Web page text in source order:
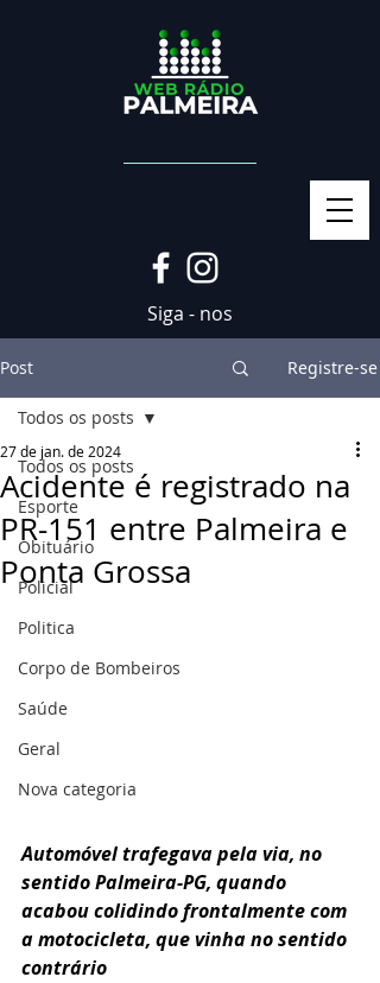
Siga - nos
Post Registre-se
Todos os posts
Esporte
Obituário
Policial
Politica
Corpo de Bombeiros
Saúde
Geral
Nova categoria
Todos os posts
Acidente é registrado na
PR-151 entre Palmeira e
Ponta Grossa
27 de jan. de 2024
Automóvel trafegava pela via, no
sentido Palmeira-PG, quando
acabou colidindo frontalmente com
a motocicleta, que vinha no sentido
contrário